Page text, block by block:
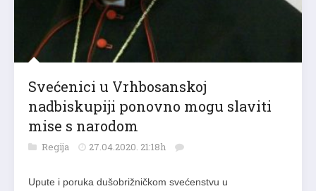
Svećenici u Vrhbosanskoj
nadbiskupiji ponovno mogu slaviti
mise s narodom
Regija 27.04.2020. 21:18h
Upute i poruka dušobrižničkom svećenstvu u